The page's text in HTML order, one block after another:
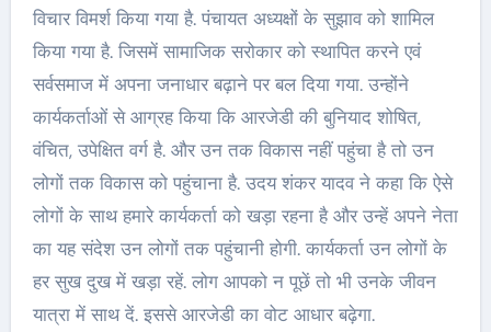
विचार विमर्श किया गया है. पंचायत अध्यक्षों के सुझाव को शामिल
किया गया है. जिसमें सामाजिक सरोकार को स्थापित करने एवं
सर्वसमाज में अपना जनाधार बढ़ाने पर बल दिया गया. उन्होंने
कार्यकर्ताओं से आग्रह किया कि आरजेडी की बुनियाद शोषित,
वंचित, उपेक्षित वर्ग है. और उन तक विकास नहीं पहुंचा है तो उन
लोगों तक विकास को पहुंचाना है. उदय शंकर यादव ने कहा कि ऐसे
लोगों के साथ हमारे कार्यकर्ता को खड़ा रहना है और उन्हें अपने नेता
का यह संदेश उन लोगों तक पहुंचानी होगी. कार्यकर्ता उन लोगों के
हर सुख दुख में खड़ा रहें. लोग आपको न पूछें तो भी उनके जीवन
यात्रा में साथ दें. इससे आरजेडी का वोट आधार बढ़ेगा.